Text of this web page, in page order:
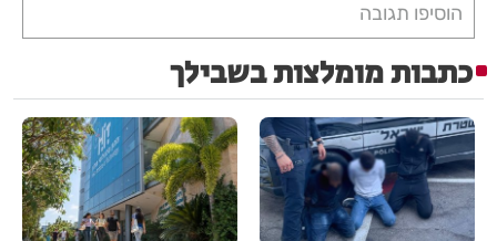
הוסיפו תגובה
כתבות מומלצות בשבילך